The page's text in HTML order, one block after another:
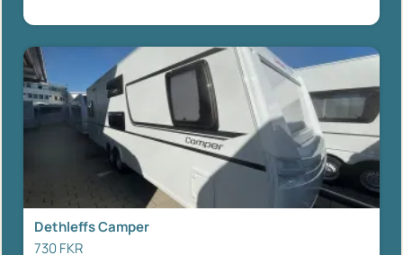
Dethleffs Camper
730 FKR